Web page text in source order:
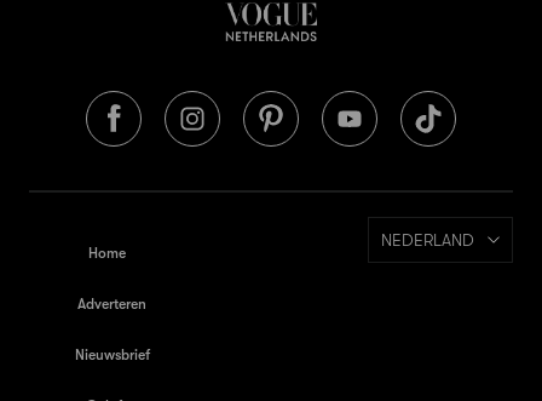
Home
Adverteren
Nieuwsbrief
NEDERLAND